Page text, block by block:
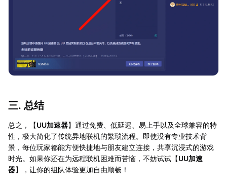
三. 总结
总之，【UU加速器】通过免费、低延迟、易上手以及全球兼容的特
性，极大简化了传统异地联机的繁琐流程。即使没有专业技术背
景，每位玩家都能方便快捷地与朋友建立连接，共享沉浸式的游戏
时光。如果你还在为远程联机困难而苦恼，不妨试试【UU加速
器】，让你的组队体验更加自由顺畅！